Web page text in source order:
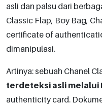
asli dan palsu dari
Classic Flap, Boy Bag,
certificate of
dimanipulasi.
Artinya: sebuah Chanel
terdeteksi asli melalui
authenticity card.